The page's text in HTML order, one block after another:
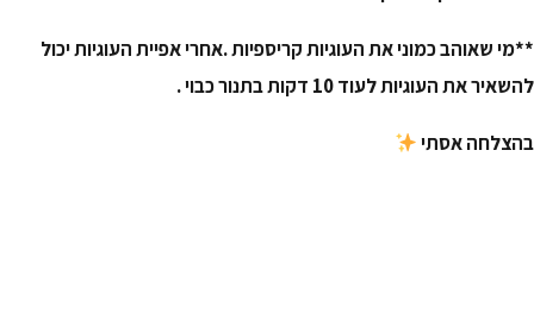
**מי שאוהב כמוני את העוגיות קריספיות .אחרי אפיית העוגיות יכול
להשאיר את העוגיות לעוד 10 דקות בתנור כבוי .
בהצלחה אסתי